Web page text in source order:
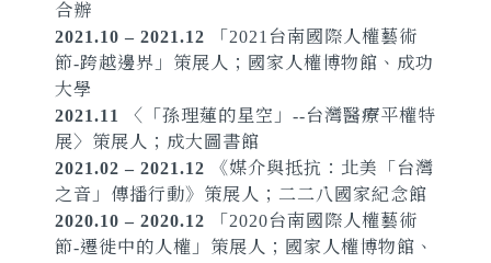
合辦
2021.10 – 2021.12 「2021台南國際人權藝術
節-跨越邊界」策展人；國家人權博物館、成功
大學
2021.11
〈「孫理蓮的星空」--台灣醫療平權特
展〉策展人；成大圖書館
2021.02 – 2021.12 《媒介與抵抗：北美「台灣
之音」傳播行動》策展人；二二八國家紀念館
2020.10 – 2020.12 「2020台南國際人權藝術
節-遷徙中的人權」策展人；國家人權博物館、